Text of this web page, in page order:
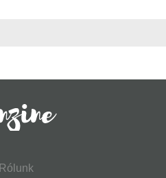
Rólunk